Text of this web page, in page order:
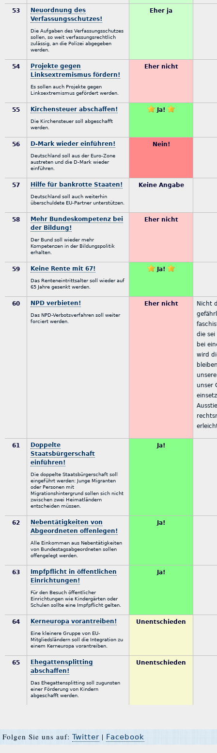
53
Neuordnung des
Verfassungsschutzes!
Die Aufgaben des Verfassungsschutzes
sollen, so weit verfassungsrechtlich
zulässig, an die Polizei abgegeben
werden.
Eher ja
54
Projekte gegen
Linksextremismus fördern!
Es sollen auch Projekte gegen
Linksextremismus gefördert werden.
Eher nicht
55 Kirchensteuer abschaffen!
Die Kirchensteuer soll abgeschafft
werden.
Ja!
56 D-Mark wieder einführen!
Deutschland soll aus der Euro-Zone
austreten und die D-Mark wieder
einführen.
Nein!
57 Hilfe für bankrotte Staaten!
Deutschland soll auch weiterhin
überschuldete EU-Partner unterstützen.
Keine Angabe
58
Mehr Bundeskompetenz bei
der Bildung!
Der Bund soll wieder mehr
Kompetenzen in der Bildungspolitik
erhalten.
Eher nicht
59 Keine Rente mit 67!
Das Renteneintrittsalter soll wieder auf
65 Jahre gesenkt werden.
Ja!
60 NPD verbieten!
Das NPD-Verbotsverfahren soll weiter
forciert werden.
Eher nicht
Nicht
die
bei
wird
unser
61
Doppelte
Staatsbürgerschaft
einführen!
Die doppelte Staatsbürgerschaft soll
eingeführt werden: Junge Migranten
oder Personen mit
Migrationshintergrund sollen sich nicht
zwischen zwei Heimatländern
entscheiden müssen.
Ja!
62
Nebentätigkeiten von
Abgeordneten offenlegen!
Alle Einkommen aus Nebentätigkeiten
von Bundestagsabgeordneten sollen
offengelegt werden.
Ja!
63
Impfpflicht in öffentlichen
Einrichtungen!
Für den Besuch öffentlicher
Einrichtungen wie Kindergärten oder
Schulen sollte eine Impfpflicht gelten.
Ja!
64 Kerneuropa vorantreiben!
Eine kleinere Gruppe von EU-
Mitgliedsländern soll die Integration zu
einem Kerneuropa vorantreiben.
Unentschieden
65
Ehegattensplitting
abschaffen!
Das Ehegattensplitting soll zugunsten
einer Förderung von Kindern
abgeschafft werden.
Unentschieden
Folgen Sie uns auf: Twitter | Facebook